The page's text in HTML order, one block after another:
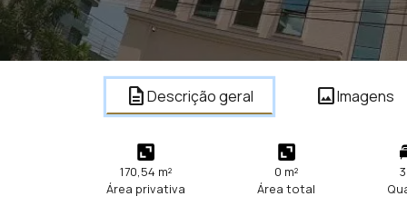
descriptionDescrição geral imageImagens
170,54 m²
Área privativa
0 m²
Área total